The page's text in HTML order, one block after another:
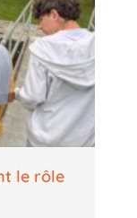
le rôle